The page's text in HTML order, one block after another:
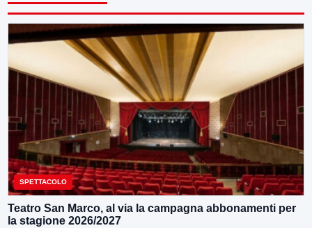
SPETTACOLO
Teatro San Marco, al via la campagna abbonamenti per
la stagione 2026/2027